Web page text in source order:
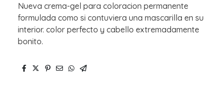
Nueva crema-gel para coloracion permanente
formulada como si contuviera una mascarilla en su
interior. color perfecto y cabello extremadamente
bonito.